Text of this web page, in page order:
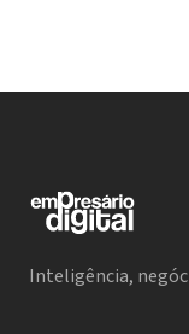
Inteligência,